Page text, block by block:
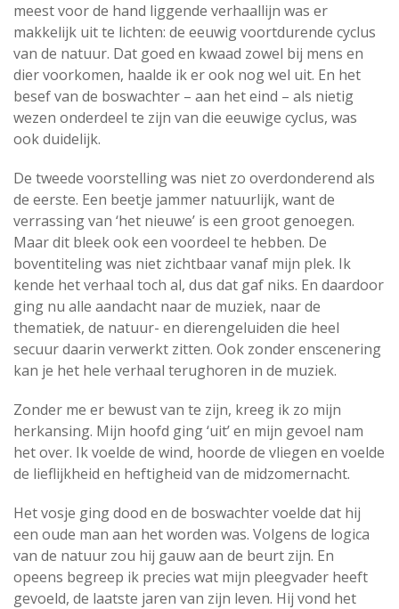
meest voor de hand liggende verhaallijn was er
makkelijk uit te lichten: de eeuwig voortdurende cyclus
van de natuur. Dat goed en kwaad zowel bij mens en
dier voorkomen, haalde ik er ook nog wel uit. En het
besef van de boswachter – aan het eind – als nietig
wezen onderdeel te zijn van die eeuwige cyclus, was
ook duidelijk.
De tweede voorstelling was niet zo overdonderend als
de eerste. Een beetje jammer natuurlijk, want de
verrassing van ‘het nieuwe’ is een groot genoegen.
Maar dit bleek ook een voordeel te hebben. De
boventiteling was niet zichtbaar vanaf mijn plek. Ik
kende het verhaal toch al, dus dat gaf niks. En daardoor
ging nu alle aandacht naar de muziek, naar de
thematiek, de natuur- en dierengeluiden die heel
secuur daarin verwerkt zitten. Ook zonder enscenering
kan je het hele verhaal terughoren in de muziek.
Zonder me er bewust van te zijn, kreeg ik zo mijn
herkansing. Mijn hoofd ging ‘uit’ en mijn gevoel nam
het over. Ik voelde de wind, hoorde de vliegen en voelde
de lieflijkheid en heftigheid van de midzomernacht.
Het vosje ging dood en de boswachter voelde dat hij
een oude man aan het worden was. Volgens de logica
van de natuur zou hij gauw aan de beurt zijn. En
opeens begreep ik precies wat mijn pleegvader heeft
gevoeld, de laatste jaren van zijn leven. Hij vond het